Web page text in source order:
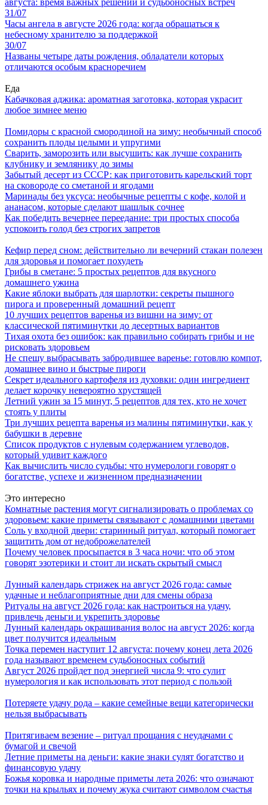
августа: время важных решений и судьбоносных встреч
31/07
Часы ангела в августе 2026 года: когда обращаться к
небесному хранителю за поддержкой
30/07
Названы четыре даты рождения, обладатели которых
отличаются особым красноречием
Еда
Кабачковая аджика: ароматная заготовка, которая украсит
любое зимнее меню
Помидоры с красной смородиной на зиму: необычный способ
сохранить плоды целыми и упругими
Сварить, заморозить или высушить: как лучше сохранить
клубнику и землянику до зимы
Забытый десерт из СССР: как приготовить карельский торт
на сковороде со сметаной и ягодами
Маринады без уксуса: необычные рецепты с кофе, колой и
ананасом, которые сделают шашлык сочнее
Как победить вечернее переедание: три простых способа
успокоить голод без строгих запретов
Кефир перед сном: действительно ли вечерний стакан полезен
для здоровья и помогает похудеть
Грибы в сметане: 5 простых рецептов для вкусного
домашнего ужина
Какие яблоки выбрать для шарлотки: секреты пышного
пирога и проверенный домашний рецепт
10 лучших рецептов варенья из вишни на зиму: от
классической пятиминутки до десертных вариантов
Тихая охота без ошибок: как правильно собирать грибы и не
рисковать здоровьем
Не спешу выбрасывать забродившее варенье: готовлю компот,
домашнее вино и быстрые пироги
Секрет идеального картофеля из духовки: один ингредиент
делает корочку невероятно хрустящей
Летний ужин за 15 минут, 5 рецептов для тех, кто не хочет
стоять у плиты
Три лучших рецепта варенья из малины пятиминутки, как у
бабушки в деревне
Список продуктов с нулевым содержанием углеводов,
который удивит каждого
Как вычислить число судьбы: что нумерологи говорят о
богатстве, успехе и жизненном предназначении
Это интересно
Комнатные растения могут сигнализировать о проблемах со
здоровьем: какие приметы связывают с домашними цветами
Соль у входной двери: старинный ритуал, который помогает
защитить дом от недоброжелателей
Почему человек просыпается в 3 часа ночи: что об этом
говорят эзотерики и стоит ли искать скрытый смысл
Лунный календарь стрижек на август 2026 года: самые
удачные и неблагоприятные дни для смены образа
Ритуалы на август 2026 года: как настроиться на удачу,
привлечь деньги и укрепить здоровье
Лунный календарь окрашивания волос на август 2026: когда
цвет получится идеальным
Точка перемен наступит 12 августа: почему конец лета 2026
года называют временем судьбоносных событий
Август 2026 пройдет под энергией числа 9: что сулит
нумерология и как использовать этот период с пользой
Потеряете удачу рода – какие семейные вещи категорически
нельзя выбрасывать
Притягиваем везение – ритуал прощания с неудачами с
бумагой и свечой
Летние приметы на деньги: какие знаки сулят богатство и
финансовую удачу
Божья коровка и народные приметы лета 2026: что означают
точки на крыльях и почему жука считают символом счастья